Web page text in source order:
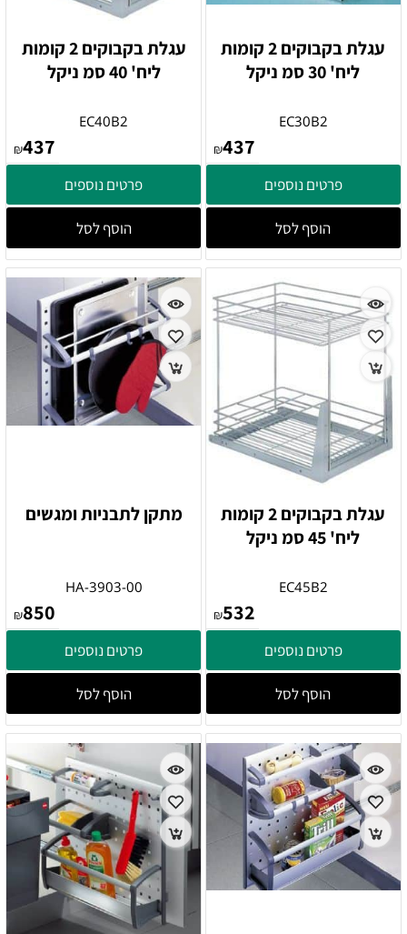
עגלת בקבוקים 2 קומות
ליח' 30 סמ ניקל
EC30B2
₪437
פרטים נוספים
הוסף לסל
עגלת בקבוקים 2 קומות
ליח' 40 סמ ניקל
EC40B2
₪437
פרטים נוספים
הוסף לסל
עגלת בקבוקים 2 קומות
ליח' 45 סמ ניקל
EC45B2
₪532
פרטים נוספים
הוסף לסל
מתקן לתבניות ומגשים
HA-3903-00
₪850
פרטים נוספים
הוסף לסל